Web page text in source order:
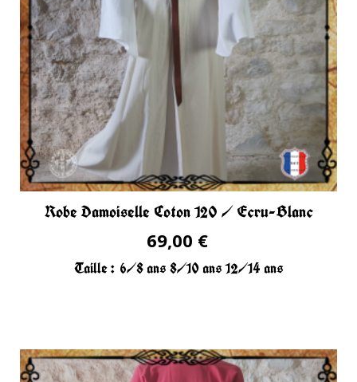
Robe Damoiselle Coton 120 / Ecru-Blanc
69,00 €
Taille : 6/8 ans 8/10 ans12/14 ans